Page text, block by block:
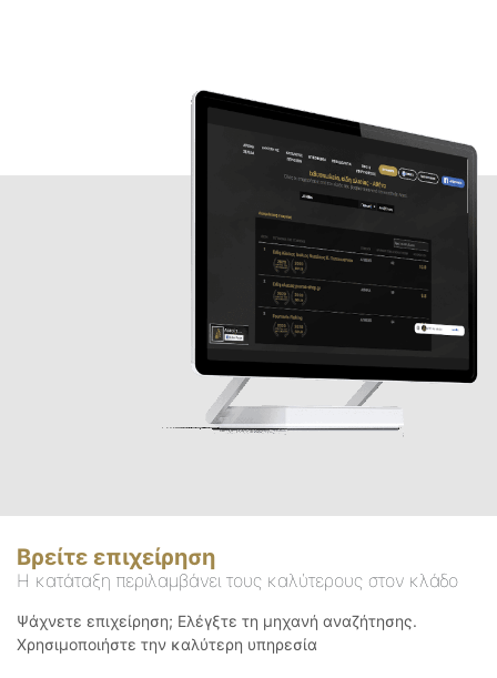
Βρείτε επιχείρηση
Η κατάταξη περιλαμβάνει τους καλύτερους στον κλάδο
Ψάχνετε επιχείρηση; Ελέγξτε τη μηχανή αναζήτησης.
Χρησιμοποιήστε την καλύτερη υπηρεσία